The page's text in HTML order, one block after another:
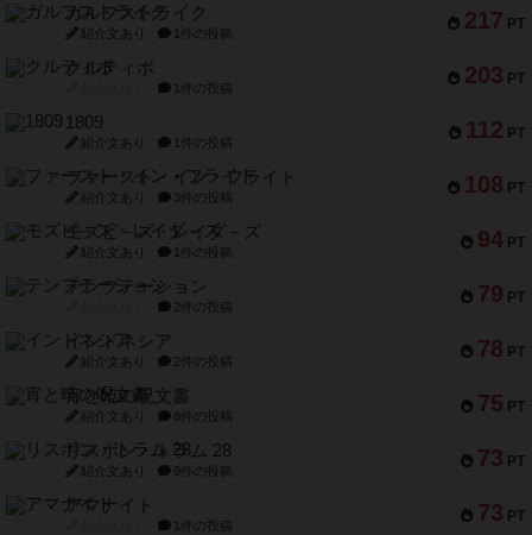
217 PT
ガルフストライク
紹介文あり 1件の投稿
203 PT
クルティボ
1件の投稿
112 PT
1809
紹介文あり 1件の投稿
108 PT
ファースト・イン・フライト
紹介文あり 3件の投稿
94 PT
モズビ－ズ・レイダ－ズ
紹介文あり 1件の投稿
79 PT
テンプテーション
2件の投稿
78 PT
インドネシア
紹介文あり 2件の投稿
75 PT
宵と暁の呪文書
紹介文あり 8件の投稿
73 PT
リスボン・トラム 28
紹介文あり 9件の投稿
73 PT
アマナイト
1件の投稿